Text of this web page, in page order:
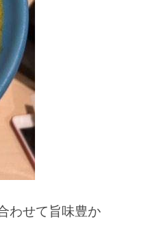
わせて旨味豊か